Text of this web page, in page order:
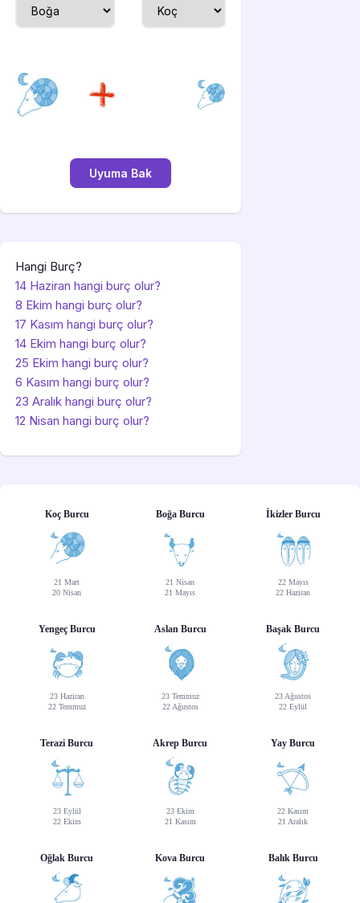
Hangi Burç?
14 Haziran hangi burç olur?
8 Ekim hangi burç olur?
17 Kasım hangi burç olur?
14 Ekim hangi burç olur?
25 Ekim hangi burç olur?
6 Kasım hangi burç olur?
23 Aralık hangi burç olur?
12 Nisan hangi burç olur?
Koç Burcu
21 Mart
20 Nisan
Boğa Burcu
21 Nisan
21 Mayıs
İkizler Burcu
22 Mayıs
22 Haziran
Yengeç Burcu
23 Haziran
22 Temmuz
Aslan Burcu
23 Temmuz
22 Ağustos
Başak Burcu
23 Ağustos
22 Eylül
Terazi Burcu
23 Eylül
22 Ekim
Akrep Burcu
23 Ekim
21 Kasım
Yay Burcu
22 Kasım
21 Aralık
Oğlak Burcu Kova Burcu Balık Burcu